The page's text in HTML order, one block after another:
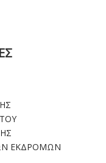
ΕΚΔΡΟΜΩΝ